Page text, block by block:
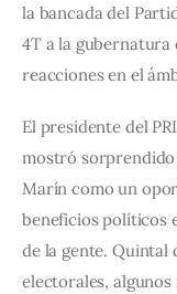
la bancada del
4T a la gubernatura
reacciones en el
El presidente del
mostró sorprendido
Marín como un
beneficios políticos
de la gente. Quintal
electorales,